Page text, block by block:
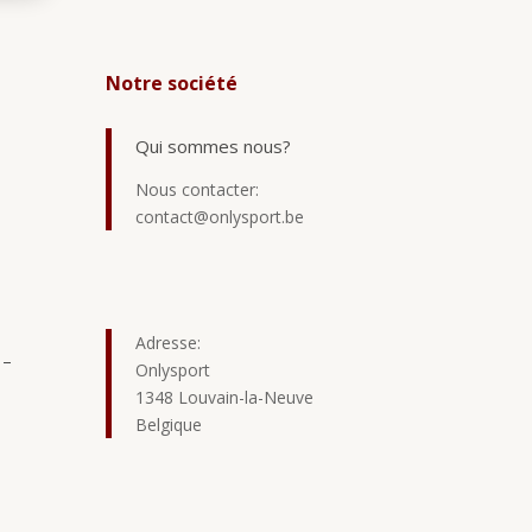
Notre société
Qui sommes nous?
Nous contacter:
contact@onlysport.be
Adresse:
Onlysport
1348 Louvain-la-Neuve
Belgique